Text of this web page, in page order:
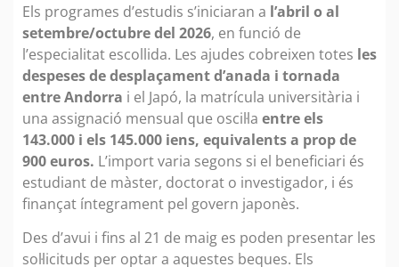
Els programes d’estudis s’iniciaran a l’abril o al
setembre/octubre del 2026, en funció de
l’especialitat escollida. Les ajudes cobreixen totes les
despeses de desplaçament d’anada i tornada
entre Andorra i el Japó, la matrícula universitària i
una assignació mensual que oscil·la entre els
143.000 i els 145.000 iens, equivalents a prop de
900 euros. L’import varia segons si el beneficiari és
estudiant de màster, doctorat o investigador, i és
finançat íntegrament pel govern japonès.
Des d’avui i fins al 21 de maig es poden presentar les
sol·licituds per optar a aquestes beques. Els